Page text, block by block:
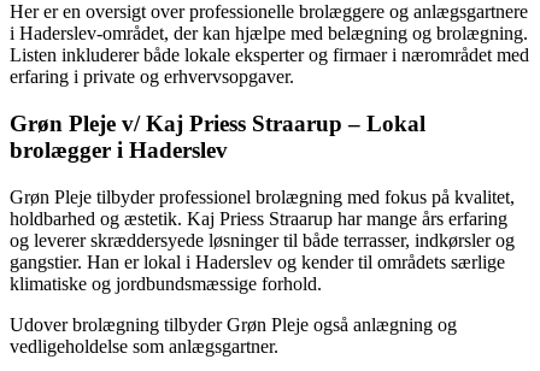
Her er en oversigt over professionelle brolæggere og anlægsgartnere
i Haderslev-området, der kan hjælpe med belægning og brolægning.
Listen inkluderer både lokale eksperter og firmaer i nærområdet med
erfaring i private og erhvervsopgaver.
Grøn Pleje v/ Kaj Priess Straarup – Lokal
brolægger i Haderslev
Grøn Pleje tilbyder professionel brolægning med fokus på kvalitet,
holdbarhed og æstetik. Kaj Priess Straarup har mange års erfaring
og leverer skræddersyede løsninger til både terrasser, indkørsler og
gangstier. Han er lokal i Haderslev og kender til områdets særlige
klimatiske og jordbundsmæssige forhold.
Udover brolægning tilbyder Grøn Pleje også anlægning og
vedligeholdelse som anlægsgartner.